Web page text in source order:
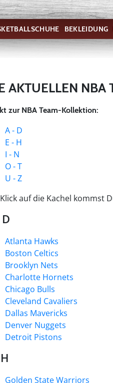
BEKLEIDUNG
AKTUELLEN NBA
zur NBA Team-Kollektion:
A - D
E - H
I - N
O - T
U - Z
auf die Kachel kommst
Atlanta Hawks
Boston Celtics
Brooklyn Nets
Charlotte Hornets
Chicago Bulls
Cleveland Cavaliers
Dallas Mavericks
Denver Nuggets
Detroit Pistons
Golden State Warriors